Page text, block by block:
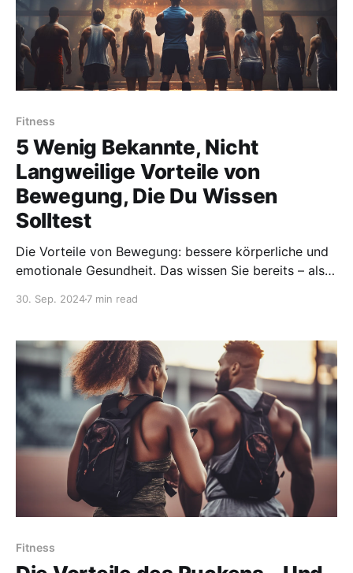
Fitness
5 Wenig Bekannte, Nicht
Langweilige Vorteile von
Bewegung, Die Du Wissen
Solltest
Die Vorteile von Bewegung: bessere körperliche und
emotionale Gesundheit. Das wissen Sie bereits – also
Vorteilen.
30. Sep. 20247 min read
Fitness